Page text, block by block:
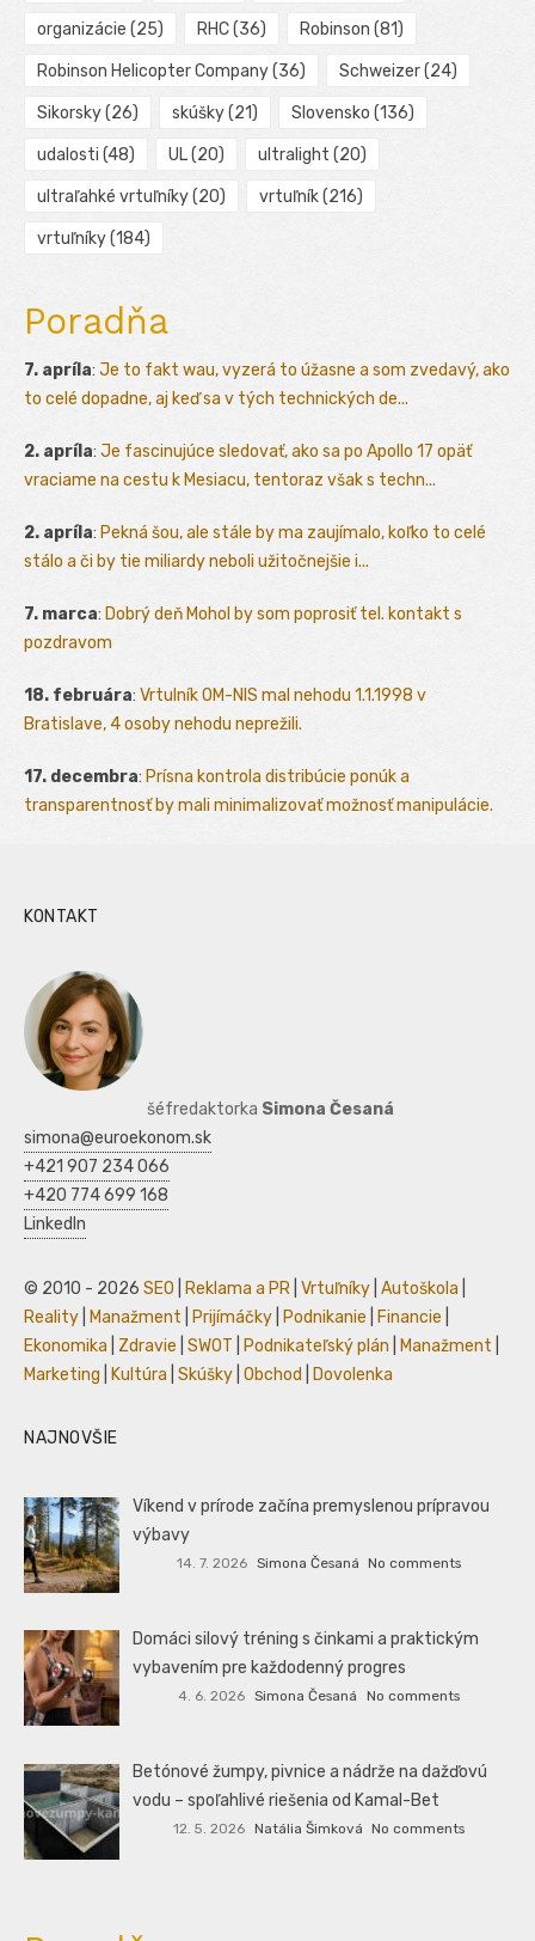
organizácie (25) RHC(36) Robinson (81)
Robinson Helicopter Company(36) Schweizer(24)
Sikorsky(26) skúšky(21) Slovensko (136)
udalosti (48) UL(20) ultralight (20)
ultraľahké vrtuľníky(20) vrtuľník(216)
vrtuľníky(184)
Poradňa
7. apríla: Je to fakt wau, vyzerá to úžasne a som zvedavý, ako
to celé dopadne, aj keď sa v tých technických de...
2. apríla: Je fascinujúce sledovať, ako sa po Apollo 17 opäť
vraciame na cestu k Mesiacu, tentoraz však s techn...
2. apríla: Pekná šou, ale stále by ma zaujímalo, koľko to celé
stálo a či by tie miliardy neboli užitočnejšie i...
7. marca: Dobrý deň Mohol by som poprosiť tel. kontakt s
pozdravom
18. februára: Vrtulník OM-NIS mal nehodu 1.1.1998 v
Bratislave, 4 osoby nehodu neprežili.
17. decembra: Prísna kontrola distribúcie ponúk a
transparentnosť by mali minimalizovať možnosť manipulácie.
KONTAKT
šéfredaktorka Simona Česaná
simona@euroekonom.sk
+421 907 234 066
+420 774 699 168
LinkedIn
© 2010 - 2026 SEO Reklama a PR Vrtuľníky Autoškola
Reality
Manažment Prijímáčky Podnikanie Financie
Ekonomika
Zdravie SWOT Podnikateľský plán Manažment
Marketing
Kultúra Skúšky Obchod Dovolenka
NAJNOVŠIE
Víkend v prírode začína premyslenou prípravou
výbavy
14. 7. 2026 Simona Česaná No comments
Domáci silový tréning s činkami a praktickým
vybavením pre každodenný progres
4. 6. 2026 Simona Česaná No comments
Betónové žumpy, pivnice a nádrže na dažďovú
vodu – spoľahlivé riešenia od Kamal-Bet
12. 5. 2026 Natália Šimková No comments